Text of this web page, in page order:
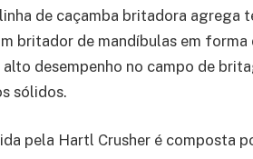
de caçamba britadora agrega
britador de mandíbulas em forma
desempenho no campo de
sólidos.
pela Hartl Crusher é composta